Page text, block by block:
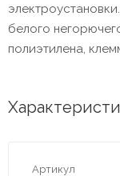
белого
полиэтилена,
Артикул